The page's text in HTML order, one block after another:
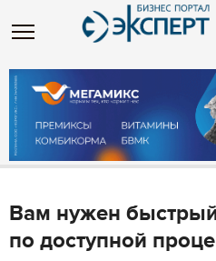
Вам нужен
по доступной